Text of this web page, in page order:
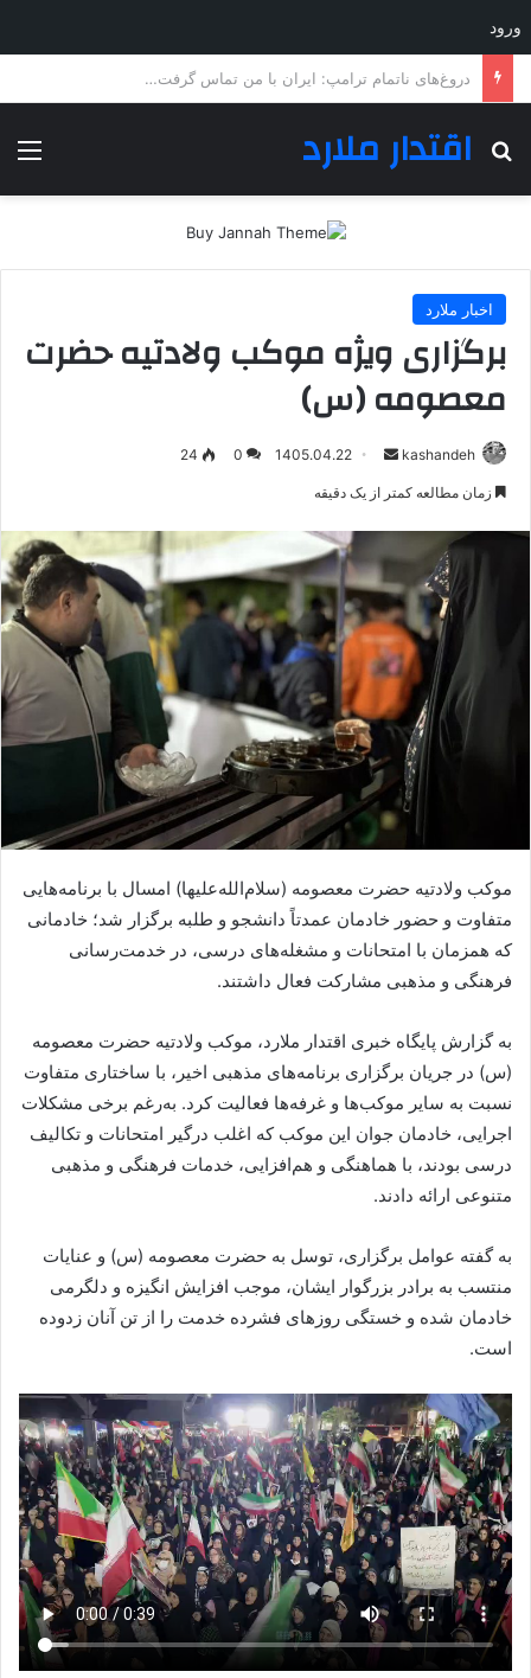
ورود
کالابرگ خانوارها شارژ شد
اقتدار ملارد
جستجو برای
اخبار ملارد
برگزاری ویژه موکب ولادتیه حضرت
معصومه (س)
kashandeh
ارسال1405.04.22
0
24
زمان مطالعه کمتر از یک دقیقه
موکب ولادتیه حضرت معصومه (سلام‌الله‌علیها) امسال با برنامه‌هایی
متفاوت و حضور خادمان عمدتاً دانشجو و طلبه برگزار شد؛ خادمانی
که همزمان با امتحانات و مشغله‌های درسی، در خدمت‌رسانی
فرهنگی و مذهبی مشارکت فعال داشتند.
به گزارش پایگاه خبری اقتدار ملارد، موکب ولادتیه حضرت معصومه
(س) در جریان برگزاری برنامه‌های مذهبی اخیر، با ساختاری متفاوت
نسبت به سایر موکب‌ها و غرفه‌ها فعالیت کرد. به‌رغم برخی مشکلات
اجرایی، خادمان جوان این موکب که اغلب درگیر امتحانات و تکالیف
درسی بودند، با هماهنگی و هم‌افزایی، خدمات فرهنگی و مذهبی
متنوعی ارائه دادند.
به گفته عوامل برگزاری، توسل به حضرت معصومه (س) و عنایات
منتسب به برادر بزرگوار ایشان، موجب افزایش انگیزه و دلگرمی
خادمان شده و خستگی روزهای فشرده خدمت را از تن آنان زدوده
است.